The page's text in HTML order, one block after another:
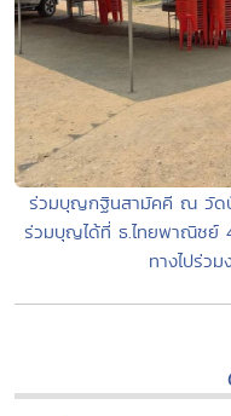
ร่วมบุญกฐินสามัคคี ณ วัด
ร่วมบุญได้ที่ ธ.ไทยพาณิชย์
ทางไปร่ว